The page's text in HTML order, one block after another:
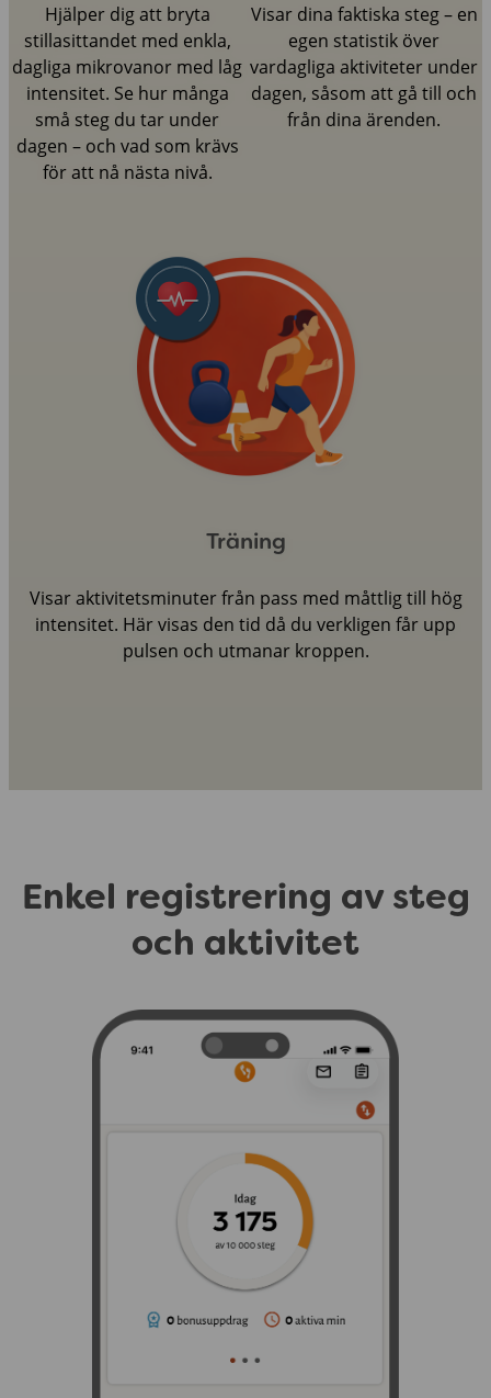
Hjälper dig att bryta
stillasittandet med enkla,
dagliga mikrovanor med låg
intensitet. Se hur många
små steg du tar under
dagen – och vad som krävs
för att nå nästa nivå.
Visar dina faktiska steg – en
egen statistik över
vardagliga aktiviteter under
dagen, såsom att gå till och
från dina ärenden.
Träning
Visar aktivitetsminuter från pass med måttlig till hög
intensitet. Här visas den tid då du verkligen får upp
pulsen och utmanar kroppen.
Enkel registrering av steg
och aktivitet